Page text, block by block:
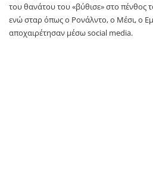
του θανάτου του «βύθισε» στο πένθος
ενώ σταρ όπως ο Ρονάλντο, ο Μέσι, ο
αποχαιρέτησαν μέσω social media.